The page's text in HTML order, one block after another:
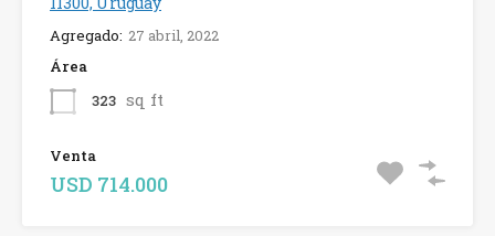
Agregado: 27 abril, 2022
Área
323 sq ft
Venta
USD 714.000